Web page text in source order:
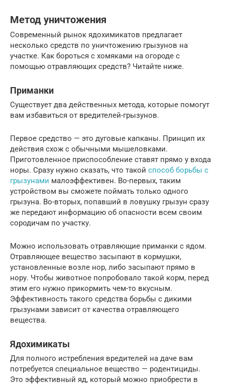
Метод уничтожения
Современный рынок ядохимикатов предлагает
несколько средств по уничтожению грызунов на
участке. Как бороться с хомяками на огороде с
помощью отравляющих средств? Читайте ниже.
Приманки
Существует два действенных метода, которые помогут
вам избавиться от вредителей-грызунов.
Первое средство — это дуговые капканы. Принцип их
действия схож с обычными мышеловками.
Приготовленное приспособление ставят прямо у входа
норы. Сразу нужно сказать, что такой способ борьбы с
грызунами малоэффективен. Во-первых, таким
устройством вы сможете поймать только одного
грызуна. Во-вторых, попавший в ловушку грызун сразу
же передают информацию об опасности всем своим
сородичам по участку.
Можно использовать отравляющие приманки с ядом.
Отравляющее вещество засыпают в кормушки,
установленные возле нор, либо засыпают прямо в
нору. Чтобы животное попробовало такой корм, перед
этим его нужно прикормить чем-то вкусным.
Эффективность такого средства борьбы с дикими
грызунами зависит от качества отравляющего
вещества.
Ядохимикаты
Для полного истребления вредителей на даче вам
потребуется специальное вещество — родентициды.
Это эффективный яд, который можно приобрести в